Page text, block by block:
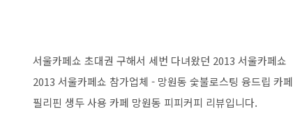
서울카페쇼 초대권 구해서 세번 다녀왔던 2013 서울카페쇼
2013 서울카페쇼 참가업체 - 망원동 숯불로스팅 융드립 카페
필리핀 생두 사용 카페 망원동 피피커피 리뷰입니다.